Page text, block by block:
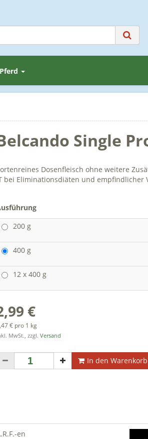
Pferd
Single
Dosenfleisch ohne weitere
bei Eliminationsdiäten und empfindlicher
200 g
400 g
12 x 400 g
€
€ pro 1 kg
MwSt., zzgl. Versand
In den Warenkorb
en